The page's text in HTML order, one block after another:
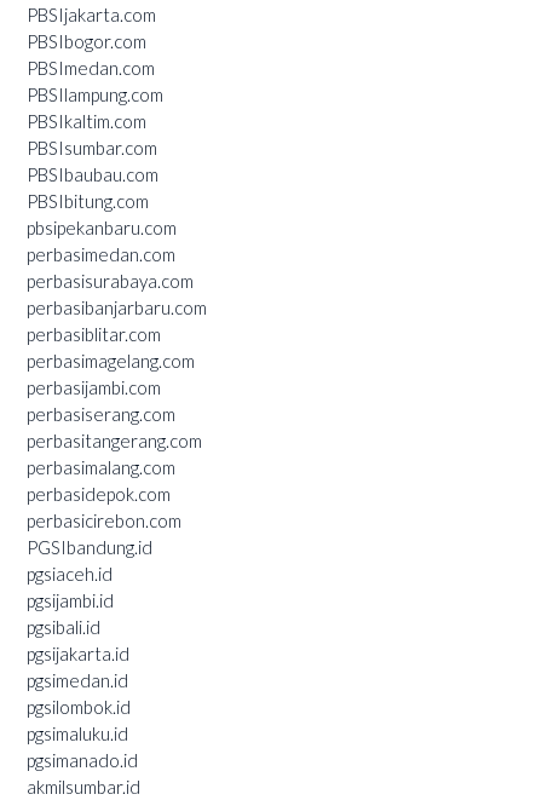
PBSIjakarta.com
PBSIbogor.com
PBSImedan.com
PBSIlampung.com
PBSIkaltim.com
PBSIsumbar.com
PBSIbaubau.com
PBSIbitung.com
pbsipekanbaru.com
perbasimedan.com
perbasisurabaya.com
perbasibanjarbaru.com
perbasiblitar.com
perbasimagelang.com
perbasijambi.com
perbasiserang.com
perbasitangerang.com
perbasimalang.com
perbasidepok.com
perbasicirebon.com
PGSIbandung.id
pgsiaceh.id
pgsijambi.id
pgsibali.id
pgsijakarta.id
pgsimedan.id
pgsilombok.id
pgsimaluku.id
pgsimanado.id
akmilsumbar.id